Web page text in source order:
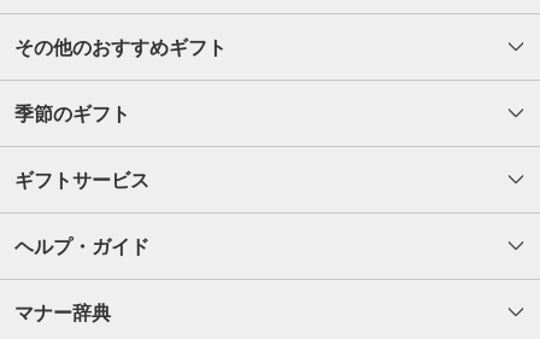
その他のおすすめギフト
季節のギフト
ギフトサービス
ヘルプ・ガイド
マナー辞典